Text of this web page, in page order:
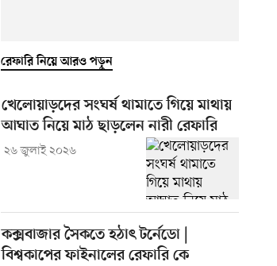
রেফারি নিয়ে আরও পড়ুন
খেলোয়াড়দের সংঘর্ষ থামাতে গিয়ে মাথায়
আঘাত নিয়ে মাঠ ছাড়লেন নারী রেফারি
২৬ জুলাই ২০২৬
কক্সবাজার সৈকতে হঠাৎ টর্নেডো |
বিশ্বকাপের ফাইনালের রেফারি কে